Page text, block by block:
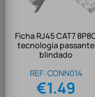
Ficha RJ45 CAT7
tecnologia passante
blindado
REF: CONN014
€1.49